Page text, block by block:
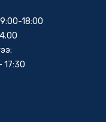
18:00
17:30